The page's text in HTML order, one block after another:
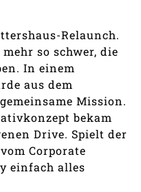
Relaunch.
so schwer, die
In einem
aus dem
Mission.
bekam
Drive. Spielt der
Corporate
einfach alles